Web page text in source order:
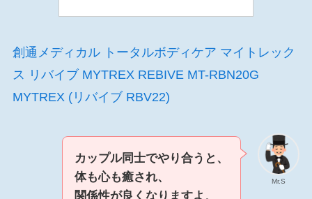
創通メディカル トータルボディケア マイトレック
ス リバイブ MYTREX REBIVE MT-RBN20G
MYTREX (リバイブ RBV22)
Mr.S
カップル同士でやり合うと、
体も心も癒され、
関係性が良くなりますよ 。